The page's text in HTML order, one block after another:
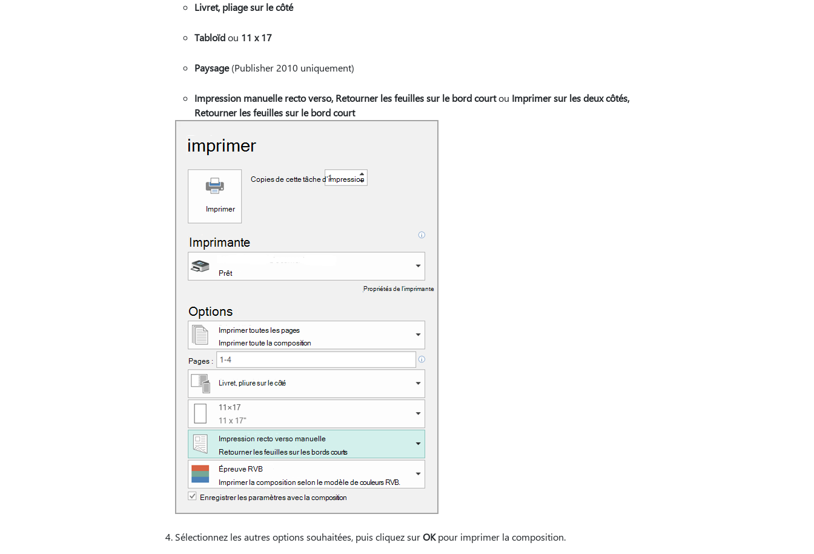
Livret, pliage sur le côté
Tabloïdou 11 x 17
Paysage(Publisher 2010 uniquement)
Impression manuelle recto verso, Retourner les feuilles sur le bord courtou Imprimer sur les deux côtés,
Retourner les feuilles sur le bord court
Sélectionnez les autres options souhaitées, puis cliquez surOKpour imprimer la composition.